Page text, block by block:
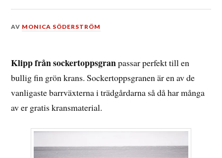
DEN
2019
AV MONICA SÖDERSTRÖM
Klipp från sockertoppsgranpassar perfekt till en
bullig fin grön krans. Sockertoppsgranen är en av de
vanligaste barrväxterna i trädgårdarna så då har många
av er gratis kransmaterial.